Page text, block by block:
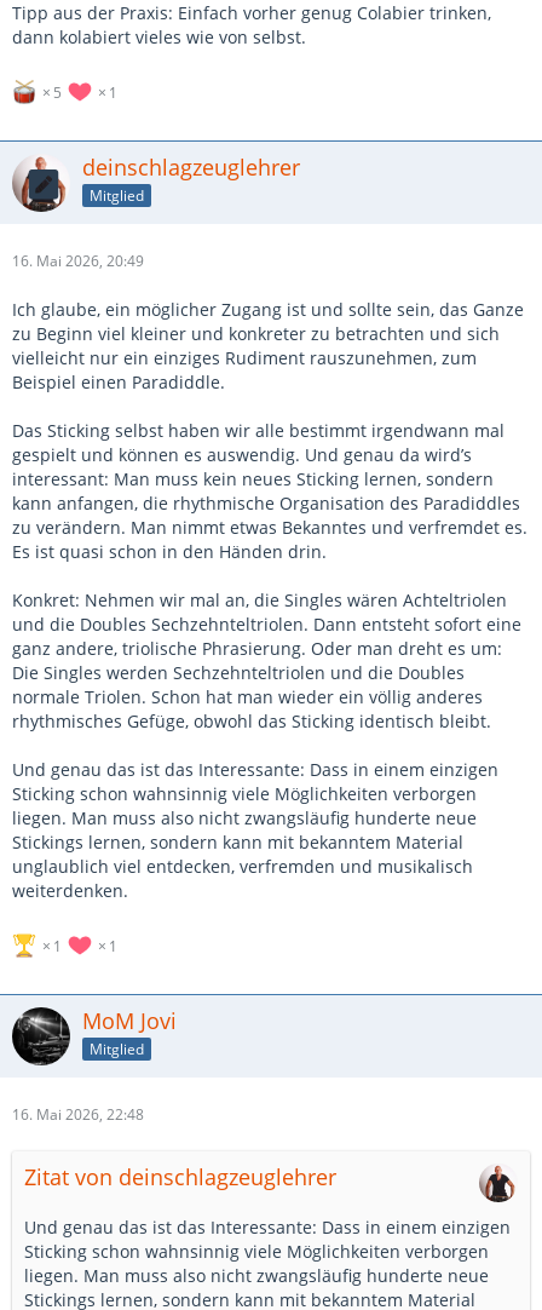
Tipp aus der Praxis: Einfach vorher genug Colabier trinken,
dann kolabiert vieles wie von selbst.
5 1
deinschlagzeuglehrer
Mitglied
16. Mai 2026, 20:49
Ich glaube, ein möglicher Zugang ist und sollte sein, das Ganze
zu Beginn viel kleiner und konkreter zu betrachten und sich
vielleicht nur ein einziges Rudiment rauszunehmen, zum
Beispiel einen Paradiddle.
Das Sticking selbst haben wir alle bestimmt irgendwann mal
gespielt und können es auswendig. Und genau da wird’s
interessant: Man muss kein neues Sticking lernen, sondern
kann anfangen, die rhythmische Organisation des Paradiddles
zu verändern. Man nimmt etwas Bekanntes und verfremdet es.
Es ist quasi schon in den Händen drin.
Konkret: Nehmen wir mal an, die Singles wären Achteltriolen
und die Doubles Sechzehnteltriolen. Dann entsteht sofort eine
ganz andere, triolische Phrasierung. Oder man dreht es um:
Die Singles werden Sechzehnteltriolen und die Doubles
normale Triolen. Schon hat man wieder ein völlig anderes
rhythmisches Gefüge, obwohl das Sticking identisch bleibt.
Und genau das ist das Interessante: Dass in einem einzigen
Sticking schon wahnsinnig viele Möglichkeiten verborgen
liegen. Man muss also nicht zwangsläufig hunderte neue
Stickings lernen, sondern kann mit bekanntem Material
unglaublich viel entdecken, verfremden und musikalisch
weiterdenken.
1 1
MoM Jovi
Mitglied
16. Mai 2026, 22:48
Zitat von deinschlagzeuglehrer
Und genau das ist das Interessante: Dass in einem einzigen
Sticking schon wahnsinnig viele Möglichkeiten verborgen
liegen. Man muss also nicht zwangsläufig hunderte neue
Stickings lernen, sondern kann mit bekanntem Material